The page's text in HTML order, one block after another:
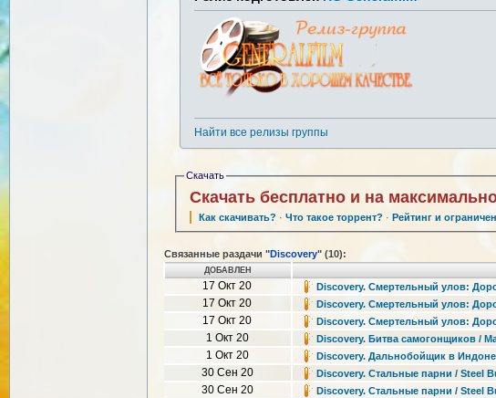
Найти все релизы группы
Скачать
Скачать бесплатно и на
Как скачивать? ·Что такое торрент? · Рейтинг и
Связанные раздачи "Discovery" (10):
ДОБАВЛЕН
17 Окт 20 Discovery. Смертельный улов:
17 Окт 20
Discovery. Смертельный улов:
17 Окт 20
Discovery. Смертельный улов:
1 Окт 20
Discovery. Битва самогонщиков /
1 Окт 20
Discovery. Дальнобойщик в
30 Сен 20
Discovery. Стальные парни / Steel
30 Сен 20
Discovery. Стальные парни / Steel